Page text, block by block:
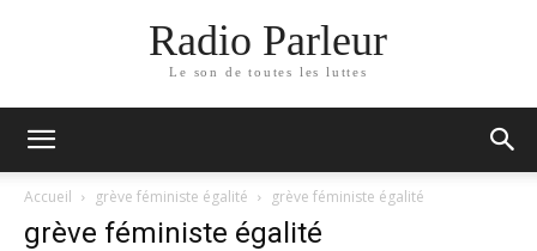
Radio Parleur
Le son de toutes les luttes
Accueil grève féministe égalité grève féministe égalité
grève féministe égalité